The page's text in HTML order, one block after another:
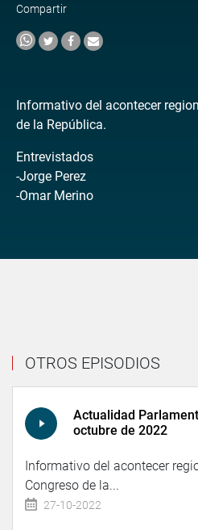
Compartir
Informativo del acontecer
de la República.
Entrevistados
-Jorge Perez
-Omar Merino
OTROS EPISODIOS
Actualidad
octubre de 2022
Informativo del acontecer
Congreso de la...
27-10-2022